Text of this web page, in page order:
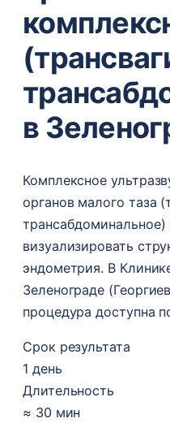
в
Комплексное
органов малого таза
трансабдоминальное)
визуализировать
эндометрия. В
Зеленограде
процедура доступна
Срок результата
1 день
Длительность
≈ 30 мин